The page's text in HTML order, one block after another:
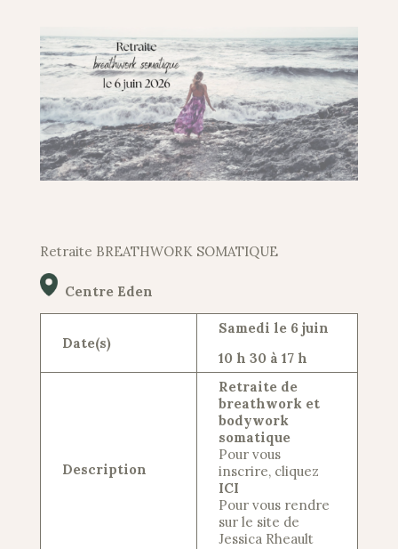
Retraite BREATHWORK SOMATIQUE
Centre Eden
Date(s)
Samedi le 6 juin
10 h 30 à 17 h
Description
Retraite de
breathwork et
bodywork
somatique
Pour vous
inscrire, cliquez
ICI
Pour vous rendre
sur le site de
Jessica Rheault